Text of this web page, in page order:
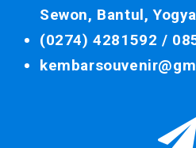
Sewon, Bantul,
(0274) 4281592 /